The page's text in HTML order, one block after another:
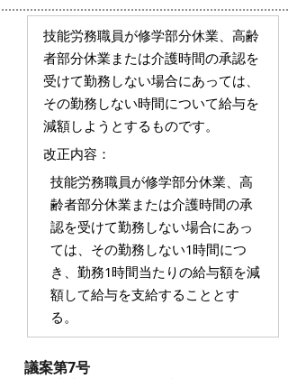
技能労務職員が修学部分休業、高齢
者部分休業または介護時間の承認を
受けて勤務しない場合にあっては、
その勤務しない時間について給与を
減額しようとするものです。
改正内容：
技能労務職員が修学部分休業、高
齢者部分休業または介護時間の承
認を受けて勤務しない場合にあっ
ては、その勤務しない1時間につ
き、勤務1時間当たりの給与額を減
額して給与を支給することとす
る。
議案第7号